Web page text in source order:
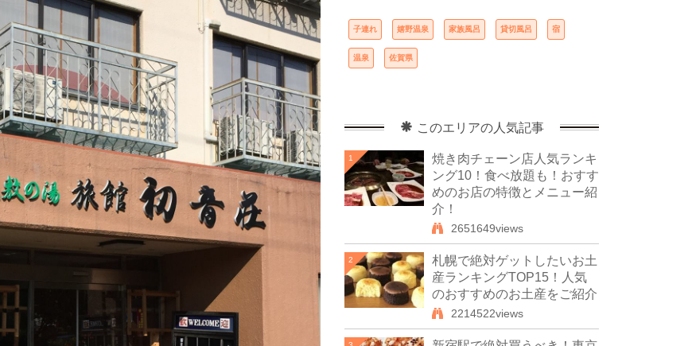
子連れ 嬉野温泉 家族風呂 貸切風呂 宿
温泉 佐賀県
このエリアの人気記事
1
焼き肉チェーン店人気ランキ
ング10！食べ放題も！おすす
めのお店の特徴とメニュー紹
介！
2651649views
2
札幌で絶対ゲットしたいお土
産ランキングTOP15！人気
のおすすめのお土産をご紹介
2214522views